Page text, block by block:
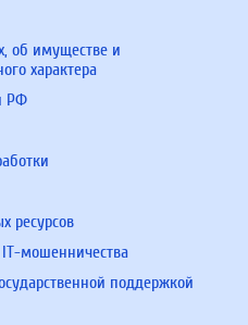
об имуществе и
характера
РФ
ресурсов
мошенничества
поддержкой